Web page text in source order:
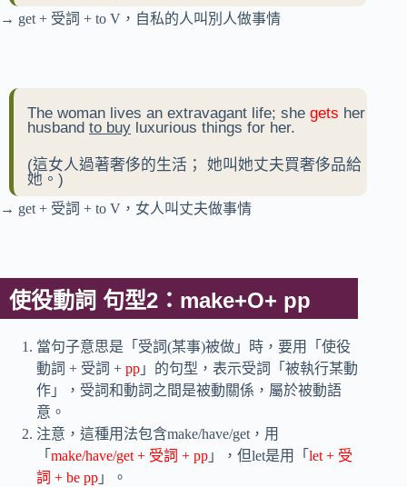
→ get + 受詞 + to V，自私的人叫別人做事情
The woman lives an extravagant life; she gets her
husband to buy luxurious things for her.
(這女人過著奢侈的生活； 她叫她丈夫買奢侈品給
她。)
→ get + 受詞 + to V，女人叫丈夫做事情
使役動詞 句型2：make+O+ pp
當句子意思是「受詞(某事)被做」時，要用「使役
動詞 + 受詞 + pp 」的句型，表示受詞「被執行某動
作」，受詞和動詞之間是被動關係，屬於被動語
意。
注意，這種用法包含make/have/get，用
「 make/have/get + 受詞 + pp 」，但let是用「 let + 受
詞 + be pp 」。